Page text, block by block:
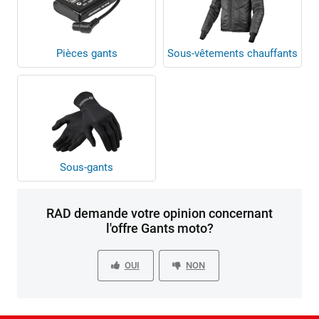
Pièces gants Sous-vêtements chauffants
Sous-gants
RAD demande votre opinion concernant
l'offre Gants moto?
OUI NON